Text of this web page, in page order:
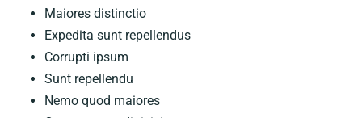
Maiores distinctio
Expedita sunt repellendus
Corrupti ipsum
Sunt repellendu
Nemo quod maiores